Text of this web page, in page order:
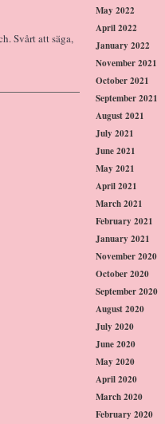
Svårt att säga,
May 2022
April 2022
January 2022
November 2021
October 2021
September 2021
August 2021
July 2021
June 2021
May 2021
April 2021
March 2021
February 2021
January 2021
November 2020
October 2020
September 2020
August 2020
July 2020
June 2020
May 2020
April 2020
March 2020
February 2020